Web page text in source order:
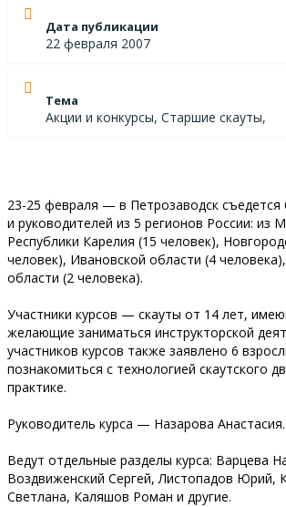
Дата публикации
22 февраля 2007
Тема
Акции и конкурсы, Старшие скауты,
23-25 февраля — в Петрозаводск съедется
и руководителей из 5 регионов России: из
Республики Карелия (15 человек),
человек), Ивановской области (4
области (2 человека).
Участники курсов — скауты от 14 лет,
желающие заниматься инструкторской
участников курсов также заявлено 6
познакомиться с технологией скаутского
практике.
Руководитель курса — Назарова Анастасия.
Ведут отдельные разделы курса: Варцева
Воздвиженский Сергей, Листопадов Юрий,
Светлана, Каляшов Роман и другие.